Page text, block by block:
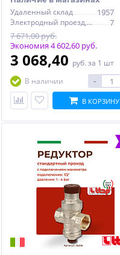
Удаленный склад 1957
Электродный проезд, 6с1
7
7 671,00 руб.
Экономия 4 602,60 руб.
3 068,40 руб. за 1 шт
В наличии
-
В КОРЗИНУ